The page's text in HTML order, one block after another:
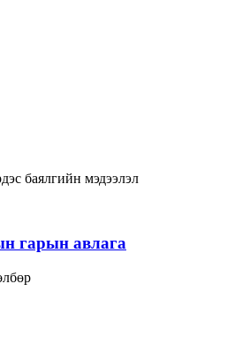
баялгийн мэдээлэл
гарын авлага